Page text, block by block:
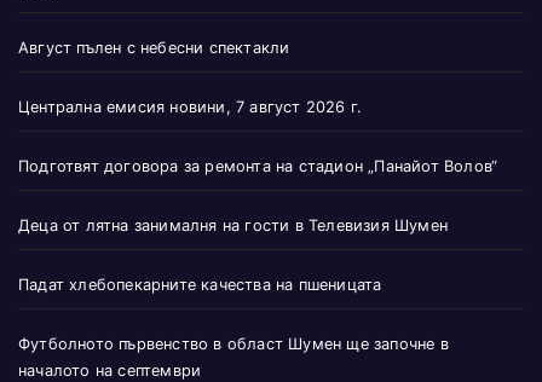
Август пълен с небесни спектакли
Централна емисия новини, 7 август 2026 г.
Подготвят договора за ремонта на стадион „Панайот Волов“
Деца от лятна занималня на гости в Телевизия Шумен
Падат хлебопекарните качества на пшеницата
Футболното първенство в област Шумен ще започне в
началото на септември